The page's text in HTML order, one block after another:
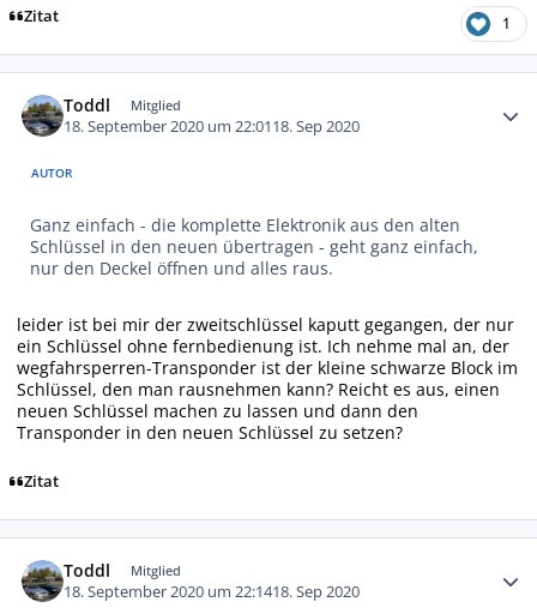
Zitat 1
Toddl Mitglied
18. September 2020 um 22:0118. Sep 2020
AUTOR
Ganz einfach - die komplette Elektronik aus den alten
Schlüssel in den neuen übertragen - geht ganz einfach,
nur den Deckel öffnen und alles raus.
leider ist bei mir der zweitschlüssel kaputt gegangen, der nur
ein Schlüssel ohne fernbedienung ist. Ich nehme mal an, der
wegfahrsperren-Transponder ist der kleine schwarze Block im
Schlüssel, den man rausnehmen kann? Reicht es aus, einen
neuen Schlüssel machen zu lassen und dann den
Transponder in den neuen Schlüssel zu setzen?
Zitat
Toddl Mitglied
18. September 2020 um 22:1418. Sep 2020